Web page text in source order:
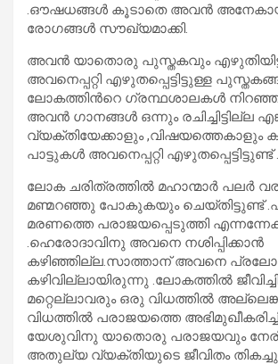
.ഔഷധങ്ങൾ കൂടാതെ അവൻ
രോഗങ്ങൾ സൗഖ്യമാക്കി.
അവൻ യാതൊരു പുസ്തകവും
അവനെപ്പറ്റി എഴുതപ്പെട്ടിട്ടുള്ള
ലോകത്തിൻറെ ഗ്രന്ഥശാലകൾ
അവൻ ഗാനങ്ങൾ ഒന്നും രചിച്ചിട്ടില്ല
വ്യക്തിയേക്കാളും
പാട്ടുകൾ അവനെപ്പറ്റി എഴുതപ്പെട്ടിട്ടുണ്ട് .
ലോക ചരിത്രത്തിൽ മഹാന്മാർ പലർ
മണ്മറഞ്ഞു പോകുകയും ചെയ്തിട്ടുണ്ട്
മരണത്തെ പരാജയപ്പെടുത്തി
.ഹെരോദാവിനു അവനെ നശിപ്പിക്കാൻ
കഴിഞ്ഞില്ല.സാത്താന് അവനെ
കഴിവില്ലായിരുന്നു .ലോകത്തിൽ
മറ്റെല്ലാവരും ഒരു വിധത്തിൽ
വിധത്തിൽ പരാജയത്തെ
യേശുവിനു യാതൊരു പരാജയവും
അതുല്യ വ്യക്തിയുടെ ജീവിതം